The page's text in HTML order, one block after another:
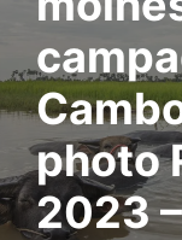
photo
2023